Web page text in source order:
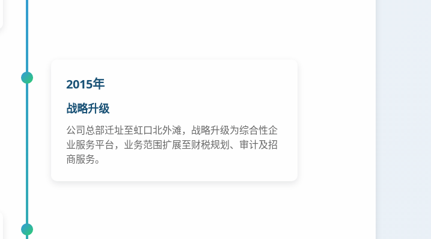
2015年
战略升级
公司总部迁址至虹口北外滩，战略升级为综合性企
业服务平台，业务范围扩展至财税规划、审计及招
商服务。